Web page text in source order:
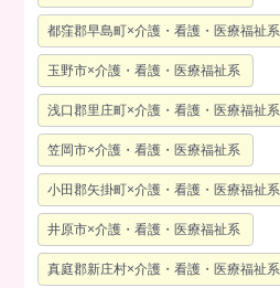
都窪郡早島町×介護・看護・医療福祉系
玉野市×介護・看護・医療福祉系
浅口郡里庄町×介護・看護・医療福祉系
笠岡市×介護・看護・医療福祉系
小田郡矢掛町×介護・看護・医療福祉系
井原市×介護・看護・医療福祉系
真庭郡新庄村×介護・看護・医療福祉系